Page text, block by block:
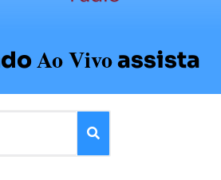
Ao Vivoassista